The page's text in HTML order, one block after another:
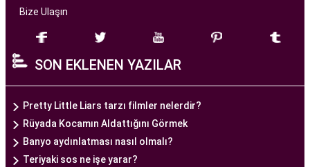
bir ekip tarafından yönetilmektedir. Burada görev
alan tıp profesyonelleri, çiftlere kişiselleştirilmiş
tedavi planları sunarak, her çiftin özel durumunu
dikkate alır. Ayrıca, merkezde kullanılan teknoloji
ve ekipmanlar, tedavi sürecini daha etkili ve
güvenli hale getirir.
Ankara Tüp Bebek Merkezi, hasta odaklı hizmet
Bize Ulaşın
SON EKLENEN YAZILAR
Pretty Little Liars tarzı filmler nelerdir?
Rüyada Kocamın Aldattığını Görmek
Banyo aydınlatması nasıl olmalı?
Teriyaki sos ne işe yarar?